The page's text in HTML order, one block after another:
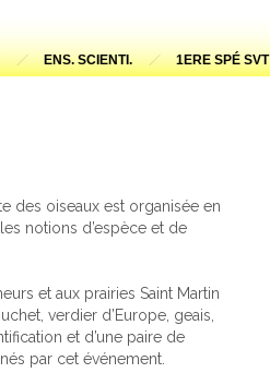
ENS. SCIENTI. 1ERE SPÉ SVT
des oiseaux est organisée en
notions d’espèce et de
et aux prairies Saint Martin
verdier d’Europe, geais,
et d’une paire de
par cet événement.